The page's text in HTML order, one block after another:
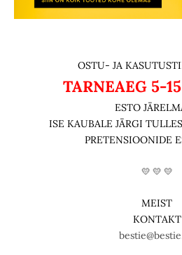
OSTU- JA
TARNEAEG 5-
ESTO
ISE KAUBALE JÄRGI
PRETENSIOONIDE
💛 💛 💛
MEIST
KONTAKT